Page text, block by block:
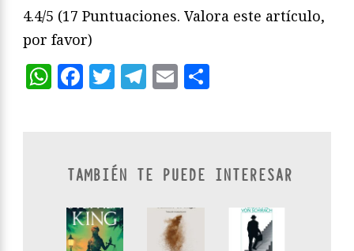
4.4/5 (17 Puntuaciones. Valora este artículo,
por favor)
WhatsApp
Facebook
Twitter
Telegram
Email
TAMBIÉN TE PUEDE INTERESAR